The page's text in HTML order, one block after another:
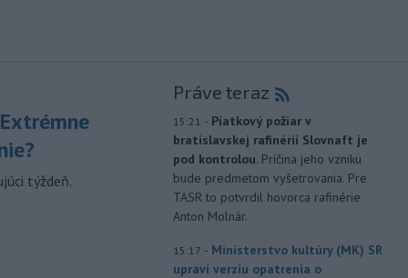
Extrémne
týždeň.
Práve teraz
15:21 - Piatkový požiar v
bratislavskej rafinérii Slovnaft je
pod kontrolou. Príčina jeho vzniku
bude predmetom vyšetrovania. Pre
TASR to potvrdil hovorca rafinérie
Anton Molnár.
15:17 - Ministerstvo kultúry (MK) SR
upraví verziu opatrenia o